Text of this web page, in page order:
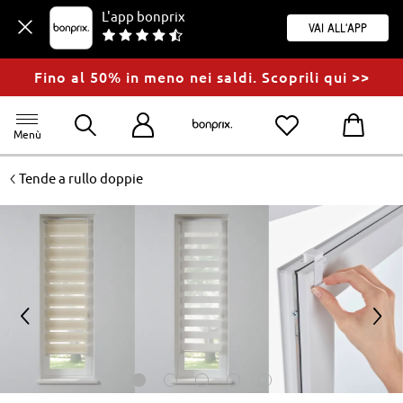
L'app bonprix
Vai all'app
Fino al 50% in meno nei saldi. Scoprili qui >>
Menù
<Tende a rullo doppie
< >